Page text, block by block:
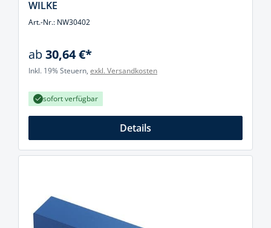
WILKE
Art.-Nr.: NW30402
ab30,64 €*
Inkl. 19% Steuern, exkl. Versandkosten
sofort verfügbar
Details